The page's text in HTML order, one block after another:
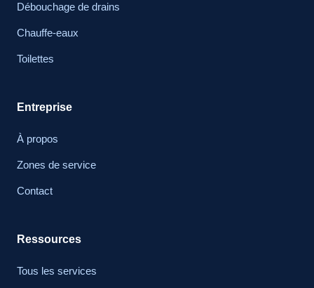
Débouchage de drains
Chauffe-eaux
Toilettes
Entreprise
À propos
Zones de service
Contact
Ressources
Tous les services